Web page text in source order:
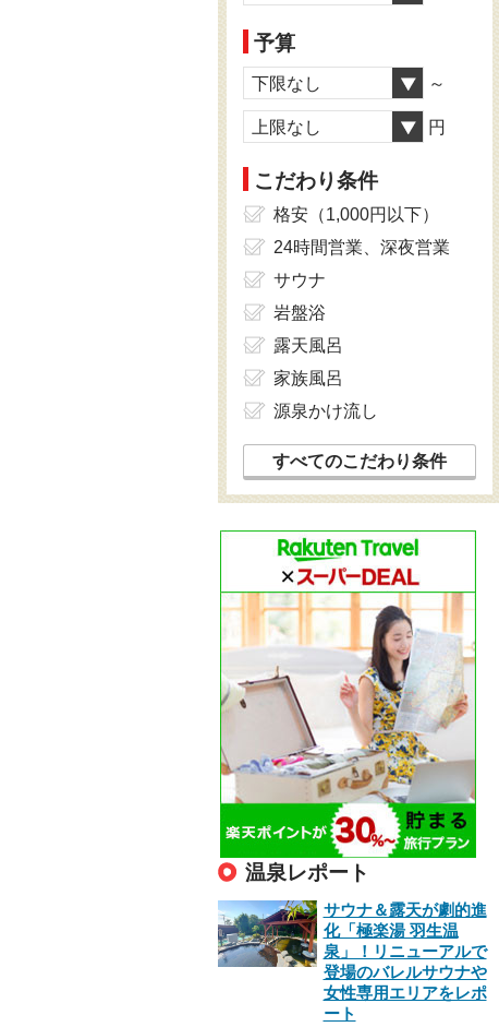
予算
下限なし ～
上限なし 円
こだわり条件
格安（1,000円以下）
24時間営業、深夜営業
サウナ
岩盤浴
露天風呂
家族風呂
源泉かけ流し
すべてのこだわり条件
温泉レポート
サウナ＆露天が劇的進
化「極楽湯 羽生温
泉」！リニューアルで
登場のバレルサウナや
女性専用エリアをレポ
ート